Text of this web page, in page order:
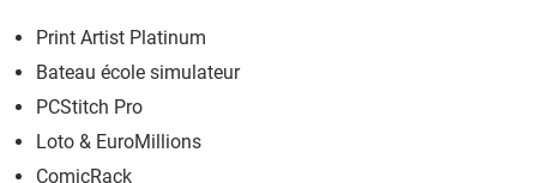
Print Artist Platinum
Bateau école simulateur
PCStitch Pro
Loto & EuroMillions
ComicRack